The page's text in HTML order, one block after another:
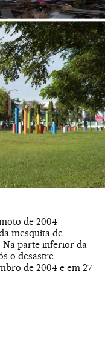
de 2004
mesquita de
Na parte inferior da
o desastre.
de 2004 e em 27